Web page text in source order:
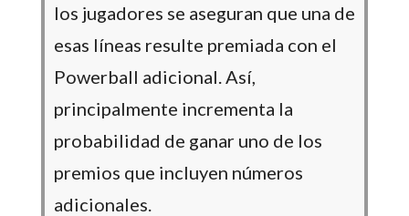
los jugadores se aseguran que una de
esas líneas resulte premiada con el
Powerball adicional. Así,
principalmente incrementa la
probabilidad de ganar uno de los
premios que incluyen números
adicionales.